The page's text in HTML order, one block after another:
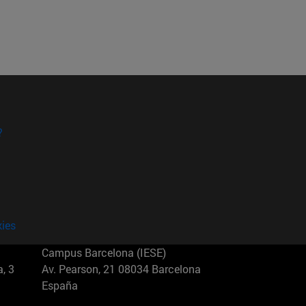
3
Campus Barcelona (IESE)
Av. Pearson, 21 08034 Barcelona
España